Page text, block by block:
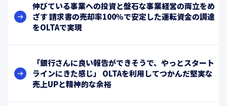
伸びている事業への投資と盤石な事業経営の両立をめ
ざす 請求書の売却率100％で安定した運転資金の調達
をOLTAで実現
「銀行さんに良い報告ができそうで、やっとスタート
ラインにきた感じ」 OLTAを利用してつかんだ堅実な
売上UPと精神的な余裕